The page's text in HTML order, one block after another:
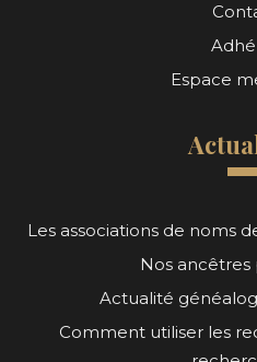
Espace
Les associations de noms
Nos
Actualité
Comment utiliser les